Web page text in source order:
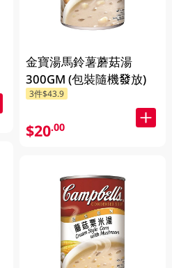
金寶湯馬鈴薯蘑菇湯
300GM (包裝隨機發放)
3件$43.9
$20.00